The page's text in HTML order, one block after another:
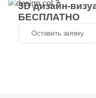
3D дизайн-
БЕСПЛАТНО
Оставить заявку